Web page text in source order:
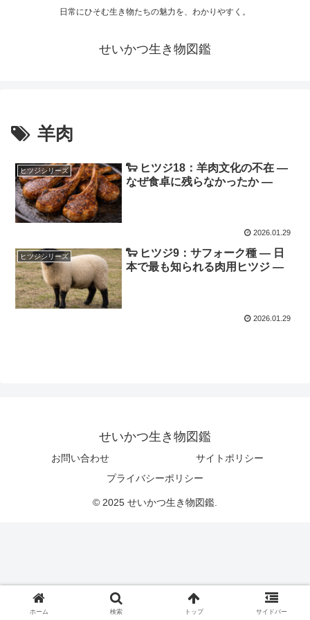
日常にひそむ生き物たちの魅力を、わかりやすく。
せいかつ生き物図鑑
羊肉
ヒツジシリーズ
🐑 ヒツジ18：羊肉文化の不在 ―
なぜ食卓に残らなかったか ―
2026.01.29
ヒツジシリーズ
🐑 ヒツジ9：サフォーク種 ― 日
本で最も知られる肉用ヒツジ ―
2026.01.29
せいかつ生き物図鑑
お問い合わせ
サイトポリシー
プライバシーポリシー
© 2025 せいかつ生き物図鑑.
ホーム 検索 トップ サイドバー